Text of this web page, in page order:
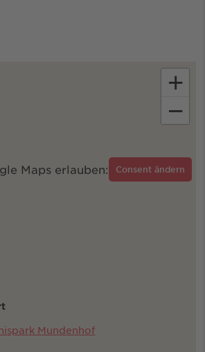
Maps erlauben: Consent ändern
+
−
Mundenhof